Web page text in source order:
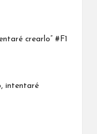
intentaré